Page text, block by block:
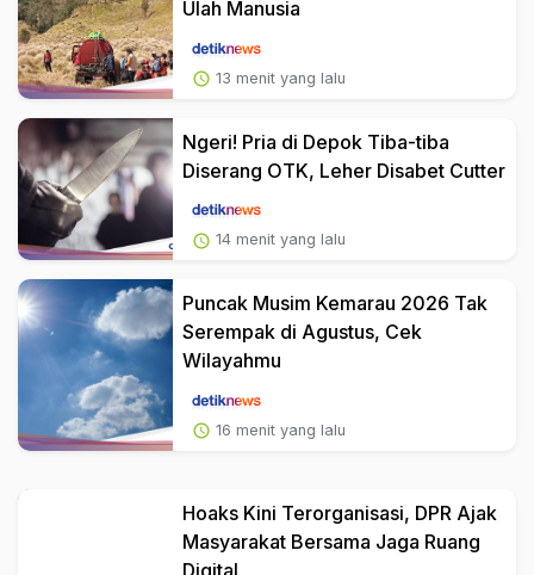
Ulah Manusia
13 menit yang lalu
Ngeri! Pria di Depok Tiba-tiba
Diserang OTK, Leher Disabet Cutter
14 menit yang lalu
Puncak Musim Kemarau 2026 Tak
Serempak di Agustus, Cek
Wilayahmu
16 menit yang lalu
Hoaks Kini Terorganisasi, DPR Ajak
Masyarakat Bersama Jaga Ruang
Digital